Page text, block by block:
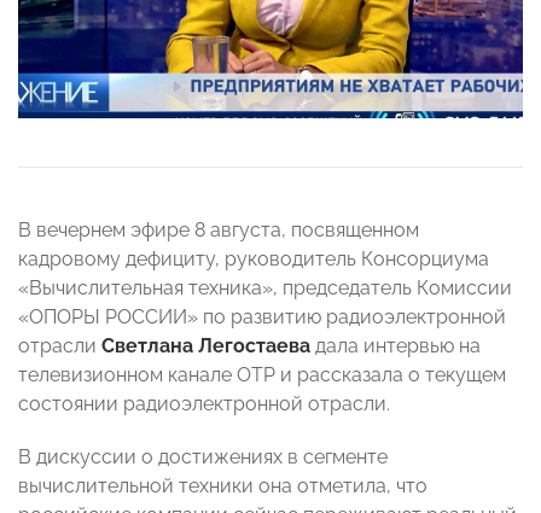
В вечернем эфире 8 августа, посвященном
кадровому дефициту, руководитель Консорциума
«Вычислительная техника», председатель Комиссии
«ОПОРЫ РОССИИ» по развитию радиоэлектронной
отрасли Светлана Легостаева дала интервью на
телевизионном канале ОТР и рассказала о текущем
состоянии радиоэлектронной отрасли.
В дискуссии о достижениях в сегменте
вычислительной техники она отметила, что